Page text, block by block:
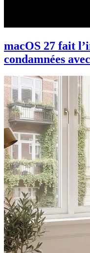
macOS 27 fait
condamnées